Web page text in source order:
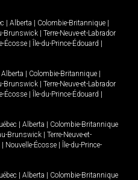
| Alberta | Colombie-Britannique |
Brunswick | Terre-Neuve-et-Labrador
Écosse | Île-du-Prince-Édouard |
Alberta | Colombie-Britannique |
Brunswick | Terre-Neuve-et-Labrador
Écosse | Île-du-Prince-Édouard |
| Alberta | Colombie-Britannique
Brunswick | Terre-Neuve-et-
| Nouvelle-Écosse | Île-du-Prince-
| Alberta | Colombie-Britannique